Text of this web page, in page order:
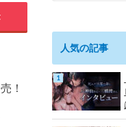
！
人気の記事